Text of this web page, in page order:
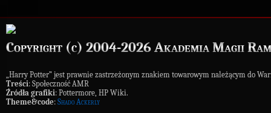
Copyright (c) 2004-2026 Akademia Magii
„Harry Potter” jest prawnie zastrzeżonym znakiem towarowym należącym do
Treści: Społeczność AMR
Źródła grafiki: Pottermore, HP Wiki.
Theme&code: Shado Ackerly